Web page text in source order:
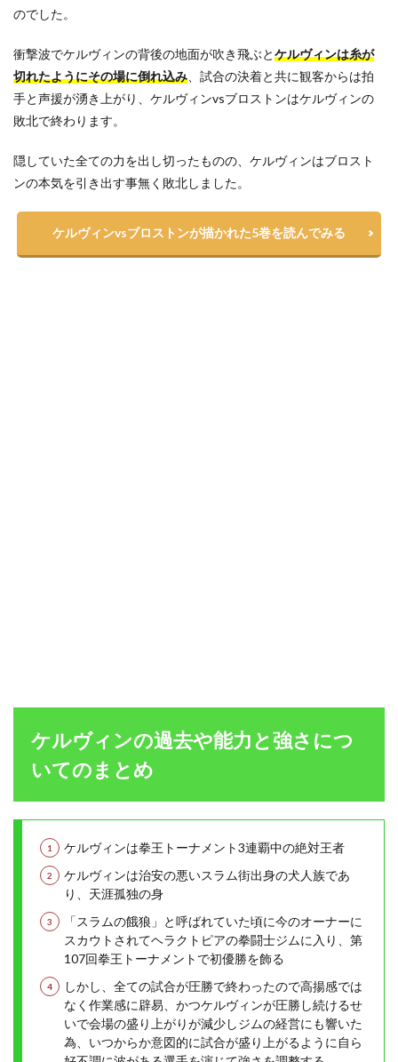
のでした。
衝撃波でケルヴィンの背後の地面が吹き飛ぶとケルヴィンは糸が
切れたようにその場に倒れ込み 、試合の決着と共に観客からは拍
手と声援が湧き上がり、ケルヴィンvsブロストンはケルヴィンの
敗北で終わります。
隠していた全ての力を出し切ったものの、ケルヴィンはブロスト
ンの本気を引き出す事無く敗北しました。
ケルヴィンvsブロストンが描かれた5巻を読んでみる
ケルヴィンの過去や能力と強さにつ
いてのまとめ
ケルヴィンは拳王トーナメント3連覇中の絶対王者
ケルヴィンは治安の悪いスラム街出身の犬人族であ
り、天涯孤独の身
「スラムの餓狼」と呼ばれていた頃に今のオーナーに
スカウトされてヘラクトピアの拳闘士ジムに入り、第
107回拳王トーナメントで初優勝を飾る
しかし、全ての試合が圧勝で終わったので高揚感では
なく作業感に辟易、かつケルヴィンが圧勝し続けるせ
いで会場の盛り上がりが減少しジムの経営にも響いた
為、いつからか意図的に試合が盛り上がるように自ら